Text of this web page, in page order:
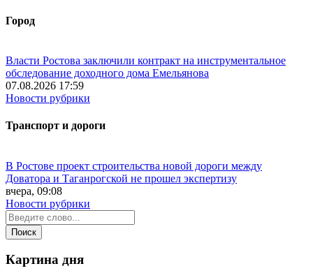
Город
Власти Ростова заключили контракт на инструментальное
обследование доходного дома Емельянова
07.08.2026 17:59
Новости рубрики
Транспорт и дороги
В Ростове проект строительства новой дороги между
Доватора и Таганрогской не прошел экспертизу
вчера, 09:08
Новости рубрики
Картина дня